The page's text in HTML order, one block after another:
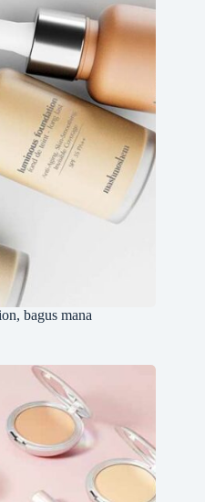
bagus mana